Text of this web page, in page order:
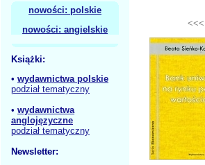
nowości: polskie
nowości: angielskie
Książki:
• wydawnictwa polskie
podział tematyczny
• wydawnictwa
anglojęzyczne
podział tematyczny
Newsletter:
<<<